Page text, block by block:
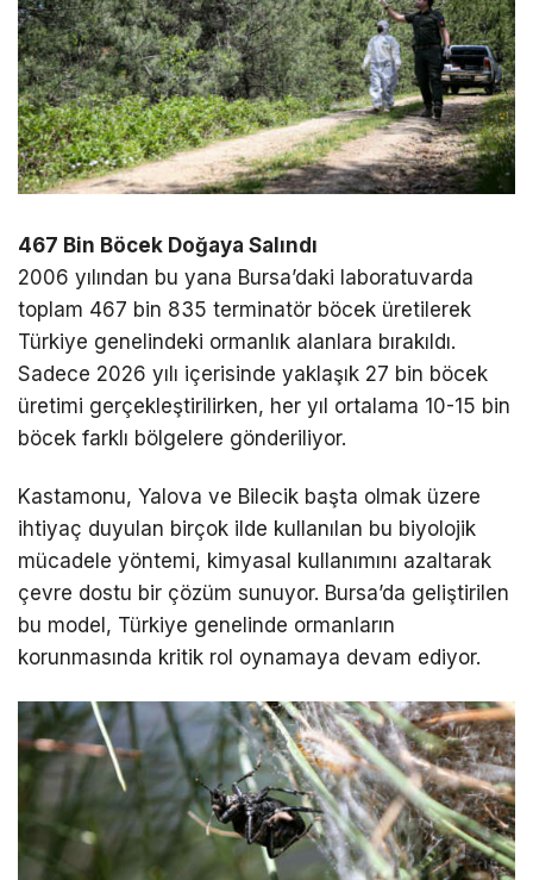
467 Bin Böcek Doğaya Salındı
2006 yılından bu yana Bursa’daki laboratuvarda
toplam 467 bin 835 terminatör böcek üretilerek
Türkiye genelindeki ormanlık alanlara bırakıldı.
Sadece 2026 yılı içerisinde yaklaşık 27 bin böcek
üretimi gerçekleştirilirken, her yıl ortalama 10-15 bin
böcek farklı bölgelere gönderiliyor.
Kastamonu, Yalova ve Bilecik başta olmak üzere
ihtiyaç duyulan birçok ilde kullanılan bu biyolojik
mücadele yöntemi, kimyasal kullanımını azaltarak
çevre dostu bir çözüm sunuyor. Bursa’da geliştirilen
bu model, Türkiye genelinde ormanların
korunmasında kritik rol oynamaya devam ediyor.